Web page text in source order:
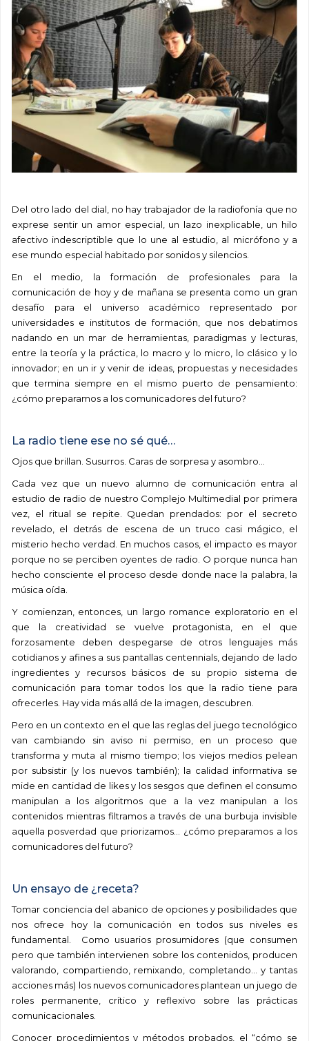
Del otro lado del dial, no hay trabajador de la radiofonía que no
exprese sentir un amor especial, un lazo inexplicable, un hilo
afectivo indescriptible que lo une al estudio, al micrófono y a
ese mundo especial habitado por sonidos y silencios.
En el medio, la formación de profesionales para la
comunicación de hoy y de mañana se presenta como un gran
desafío para el universo académico representado por
universidades e institutos de formación, que nos debatimos
nadando en un mar de herramientas, paradigmas y lecturas,
entre la teoría y la práctica, lo macro y lo micro, lo clásico y lo
innovador; en un ir y venir de ideas, propuestas y necesidades
que termina siempre en el mismo puerto de pensamiento:
¿cómo preparamos a los comunicadores del futuro?
La radio tiene ese no sé qué…
Ojos que brillan. Susurros. Caras de sorpresa y asombro…
Cada vez que un nuevo alumno de comunicación entra al
estudio de radio de nuestro Complejo Multimedial por primera
vez, el ritual se repite. Quedan prendados: por el secreto
revelado, el detrás de escena de un truco casi mágico, el
misterio hecho verdad. En muchos casos, el impacto es mayor
porque no se perciben oyentes de radio. O porque nunca han
hecho consciente el proceso desde donde nace la palabra, la
música oída.
Y comienzan, entonces, un largo romance exploratorio en el
que la creatividad se vuelve protagonista, en el que
forzosamente deben despegarse de otros lenguajes más
cotidianos y afines a sus pantallas centennials, dejando de lado
ingredientes y recursos básicos de su propio sistema de
comunicación para tomar todos los que la radio tiene para
ofrecerles. Hay vida más allá de la imagen, descubren.
Pero en un contexto en el que las reglas del juego tecnológico
van cambiando sin aviso ni permiso, en un proceso que
transforma y muta al mismo tiempo; los viejos medios pelean
por subsistir (y los nuevos también); la calidad informativa se
mide en cantidad de likes y los sesgos que definen el consumo
manipulan a los algoritmos que a la vez manipulan a los
contenidos mientras filtramos a través de una burbuja invisible
aquella posverdad que priorizamos… ¿cómo preparamos a los
comunicadores del futuro?
Un ensayo de ¿receta?
Tomar conciencia del abanico de opciones y posibilidades que
nos ofrece hoy la comunicación en todos sus niveles es
fundamental. Como usuarios prosumidores (que consumen
pero que también intervienen sobre los contenidos, producen
valorando, compartiendo, remixando, completando… y tantas
acciones más) los nuevos comunicadores plantean un juego de
roles permanente, crítico y reflexivo sobre las prácticas
comunicacionales.
Conocer procedimientos y métodos probados, el “cómo se